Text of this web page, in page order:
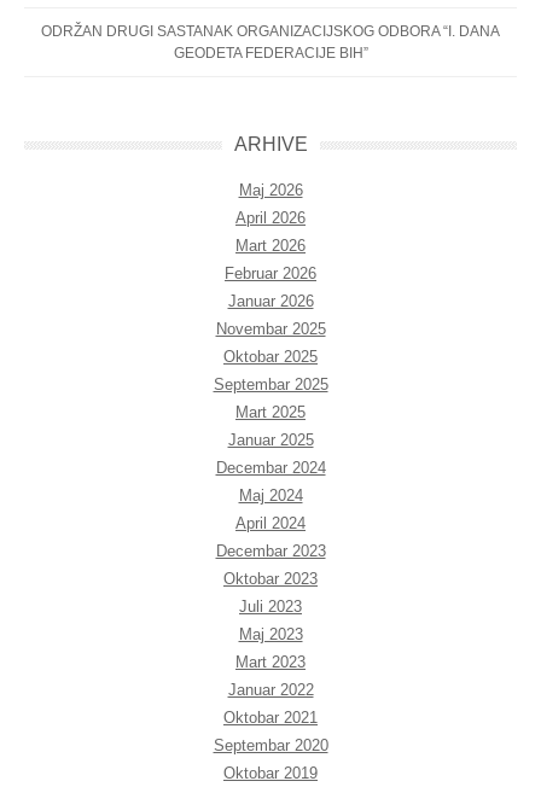
ODRŽAN DRUGI SASTANAK ORGANIZACIJSKOG ODBORA “I. DANA
GEODETA FEDERACIJE BIH”
ARHIVE
Maj 2026
April 2026
Mart 2026
Februar 2026
Januar 2026
Novembar 2025
Oktobar 2025
Septembar 2025
Mart 2025
Januar 2025
Decembar 2024
Maj 2024
April 2024
Decembar 2023
Oktobar 2023
Juli 2023
Maj 2023
Mart 2023
Januar 2022
Oktobar 2021
Septembar 2020
Oktobar 2019